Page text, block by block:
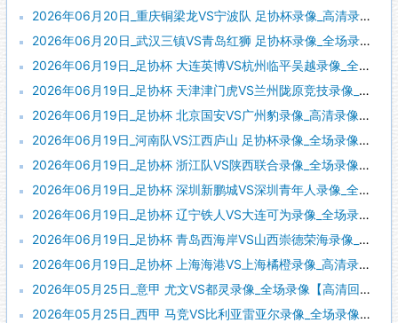
2026年06月20日_重庆铜梁龙VS宁波队 足协杯录像_高清录像【全场回放】
2026年06月20日_武汉三镇VS青岛红狮 足协杯录像_全场录像【高清回放】
2026年06月19日_足协杯 大连英博VS杭州临平吴越录像_全场录像【全场回放】
2026年06月19日_足协杯 天津津门虎VS兰州陇原竞技录像_全场录像【视频集锦】
2026年06月19日_足协杯 北京国安VS广州豹录像_高清录像【全场回放】
2026年06月19日_河南队VS江西庐山 足协杯录像_全场录像【视频集锦】
2026年06月19日_足协杯 浙江队VS陕西联合录像_全场录像【高清回放】
2026年06月19日_足协杯 深圳新鹏城VS深圳青年人录像_全场录像【视频集锦】
2026年06月19日_足协杯 辽宁铁人VS大连可为录像_全场录像【全场回放】
2026年06月19日_足协杯 青岛西海岸VS山西崇德荣海录像_全场录像【高清回放】
2026年06月19日_足协杯 上海海港VS上海橘橙录像_高清录像【全场回放】
2026年05月25日_意甲 尤文VS都灵录像_全场录像【高清回放】
2026年05月25日_西甲 马竞VS比利亚雷亚尔录像_全场录像【全场回放】